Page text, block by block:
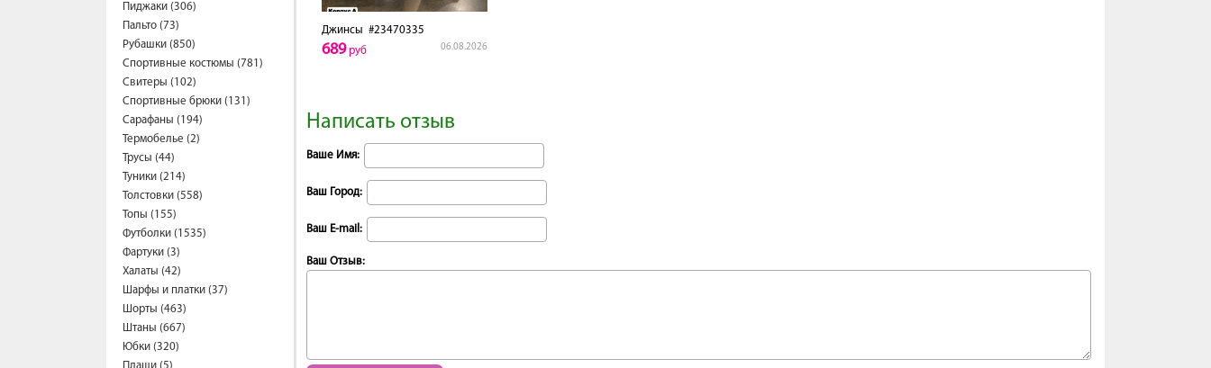
Пиджаки (306)
Пальто (73)
Рубашки (850)
Спортивные костюмы (781)
Свитеры (102)
Спортивные брюки (131)
Сарафаны (194)
Термобелье (2)
Трусы (44)
Туники (214)
Толстовки (558)
Топы (155)
Футболки (1535)
Фартуки (3)
Халаты (42)
Шарфы и платки (37)
Шорты (463)
Штаны (667)
Юбки (320)
Джинсы #23470335
06.08.2026
689руб
Написать отзыв
Ваше Имя:
Ваш Город:
Ваш E-mail:
Ваш Отзыв: